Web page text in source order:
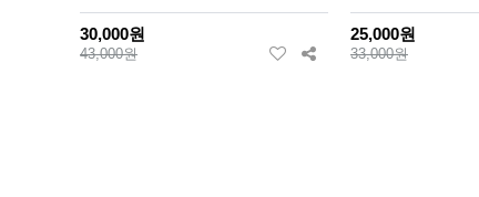
30,000원
43,000원
25,000원
33,000원